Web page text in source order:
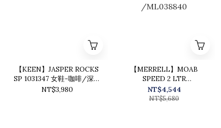
【KEEN】JASPER ROCKS
SP 1031347 女鞋-咖啡/深咖
啡
NT$3,980
【MERRELL】MOAB
SPEED 2 LTR
WATERPEOOF® 女防水登
山健行鞋 榛果棕
NT$4,544
NT$5,680